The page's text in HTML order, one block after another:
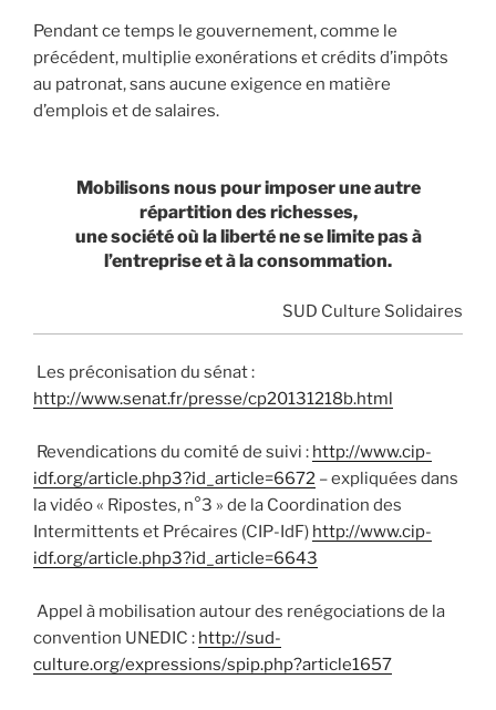
Pendant ce temps le gouvernement, comme le
précédent, multiplie exonérations et crédits d’impôts
au patronat, sans aucune exigence en matière
d’emplois et de salaires.
Mobilisons nous pour imposer une autre
répartition des richesses,
une société où la liberté ne se limite pas à
l’entreprise et à la consommation.
SUD Culture Solidaires
Les préconisation du sénat :
http://www.senat.fr/presse/cp20131218b.html
Revendications du comité de suivi : http://www.cip-
idf.org/article.php3?id_article=6672 – expliquées dans
la vidéo « Ripostes, n°3 » de la Coordination des
Intermittents et Précaires (CIP-IdF) http://www.cip-
idf.org/article.php3?id_article=6643
Appel à mobilisation autour des renégociations de la
convention UNEDIC : http://sud-
culture.org/expressions/spip.php?article1657